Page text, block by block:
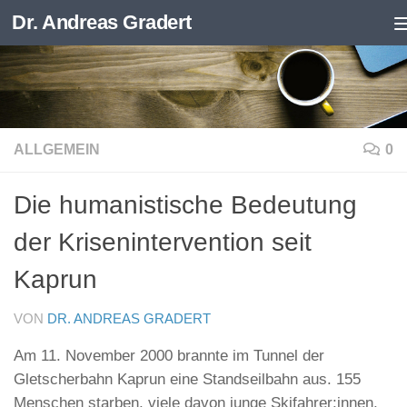
Zum Inhalt springen
Dr. Andreas Gradert
ALLGEMEIN 0
Die humanistische Bedeutung
der Krisenintervention seit
Kaprun
VON DR. ANDREAS GRADERT
Am 11. November 2000 brannte im Tunnel der
Gletscherbahn Kaprun eine Standseilbahn aus. 155
Menschen starben, viele davon junge Skifahrer:innen,